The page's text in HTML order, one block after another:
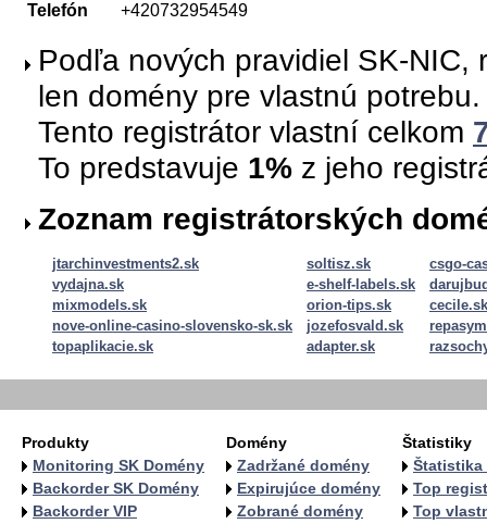
Telefón
+420732954549
Podľa nových pravidiel SK-NIC,
len domény pre vlastnú potrebu.
Tento registrátor vlastní celkom
To predstavuje 1% z jeho
Zoznam registrátorských
jtarchinvestments2.sk soltisz.sk
csgo-
vydajna.sk
e-shelf-labels.sk
mixmodels.sk
orion-tips.sk
cecile.sk
nove-online-casino-slovensko-sk.sk
jozefosvald.sk
topaplikacie.sk
adapter.sk
Produkty
Monitoring SK Domény
Backorder SK Domény
Backorder VIP
Domény
Zadržané domény
Expirujúce domény
Zobrané domény
Štatistiky
Štatistika
Top
Top